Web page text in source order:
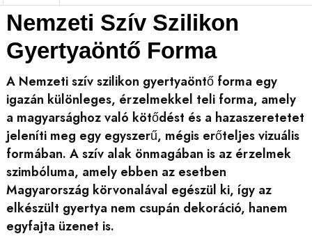
Nemzeti Szív Szilikon
Gyertyaöntő Forma
A Nemzeti szív szilikon gyertyaöntő forma egy
igazán különleges, érzelmekkel teli forma, amely
a magyarsághoz való kötődést és a hazaszeretetet
jeleníti meg egy egyszerű, mégis erőteljes vizuális
formában. A szív alak önmagában is az érzelmek
szimbóluma, amely ebben az esetben
Magyarország körvonalával egészül ki, így az
elkészült gyertya nem csupán dekoráció, hanem
egyfajta üzenet is.